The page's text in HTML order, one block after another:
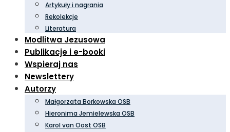
Artykuły i nagrania
Rekolekcje
Literatura
Modlitwa Jezusowa
Publikacje i e-booki
Wspieraj nas
Newslettery
Autorzy
Małgorzata Borkowska OSB
Hieronima Jemielewska OSB
Karol van Oost OSB